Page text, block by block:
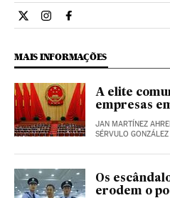
Internacional El País Brasil en
Internacional El País
Internacional El País
MAIS INFORMAÇÕES
A elite
empresas
JAN MARTÍNEZ
SÉRVULO GONZÁLEZ
Os
erodem o